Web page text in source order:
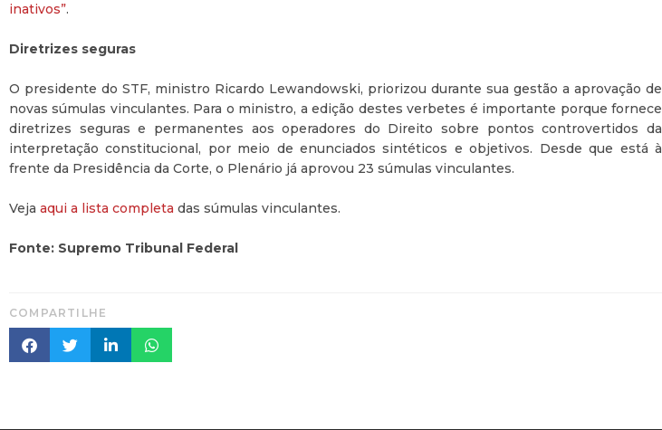
inativos”.
Diretrizes seguras
O presidente do STF, ministro Ricardo Lewandowski, priorizou durante sua gestão a aprovação de
novas súmulas vinculantes. Para o ministro, a edição destes verbetes é importante porque fornece
diretrizes seguras e permanentes aos operadores do Direito sobre pontos controvertidos da
interpretação constitucional, por meio de enunciados sintéticos e objetivos. Desde que está à
frente da Presidência da Corte, o Plenário já aprovou 23 súmulas vinculantes.
Veja aqui a lista completa das súmulas vinculantes.
Fonte: Supremo Tribunal Federal
COMPARTILHE